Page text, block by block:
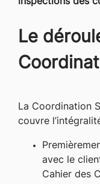
inspections des
Le
La Coordination
couvre
avec le
Cahier des